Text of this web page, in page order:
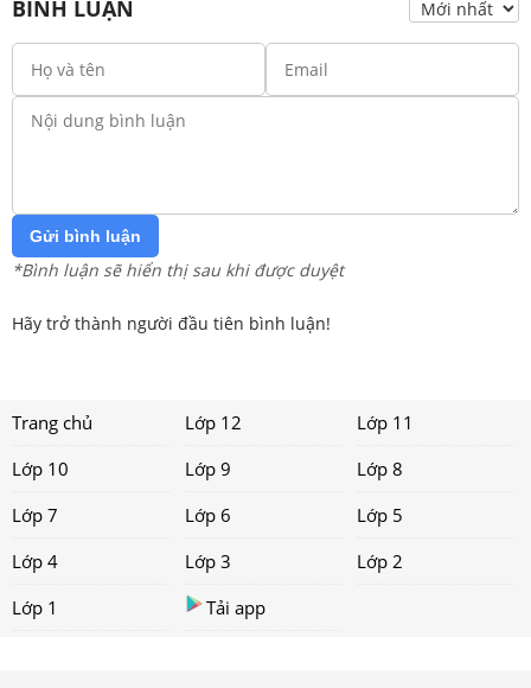
BÌNH LUẬN
Gửi bình luận
*Bình luận sẽ hiển thị sau khi được duyệt
Hãy trở thành người đầu tiên bình luận!
Trang chủ Lớp 12
Lớp 11
Lớp 10
Lớp 9
Lớp 8
Lớp 7
Lớp 6
Lớp 5
Lớp 4
Lớp 3
Lớp 2
Lớp 1
Tải app